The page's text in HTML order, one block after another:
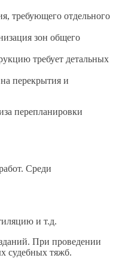
требующего отдельного
зон общего
требует детальных
перекрытия и
перепланировки
Среди
и т.д.
При проведении
судебных тяжб.